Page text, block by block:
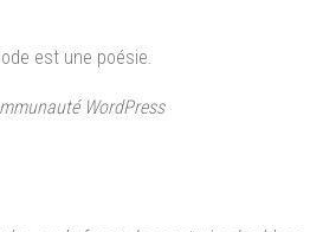
est une poésie.
WordPress